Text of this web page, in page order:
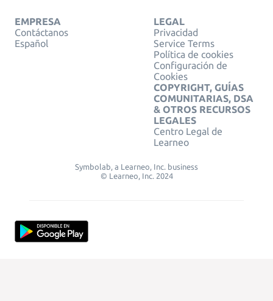
EMPRESA
Contáctanos
Español
LEGAL
Privacidad
Service Terms
Política de cookies
Configuración de
Cookies
COPYRIGHT, GUÍAS
COMUNITARIAS, DSA
& OTROS RECURSOS
LEGALES
Centro Legal de
Learneo
Symbolab, a Learneo, Inc. business
© Learneo, Inc. 2024